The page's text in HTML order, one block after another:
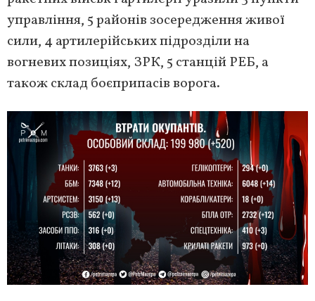
управління, 5 районів зосередження живої
сили, 4 артилерійських підрозділи на
вогневих позиціях, ЗРК, 5 станцій РЕБ, а
також склад боєприпасів ворога.